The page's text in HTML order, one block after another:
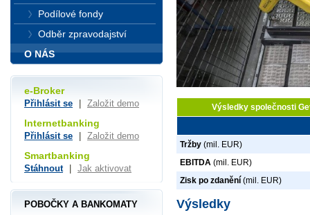
Výsledky společnosti
Tržby (mil. EUR)
EBITDA (mil. EUR)
Zisk po zdanění (mil. EUR)
Výsledky
Podílové fondy
Odběr zpravodajství
O NÁS
e-Broker
Přihlásit se Založit demo
Internetbanking
Přihlásit se Založit demo
Smartbanking
Stáhnout Jak aktivovat
POBOČKY A BANKOMATY